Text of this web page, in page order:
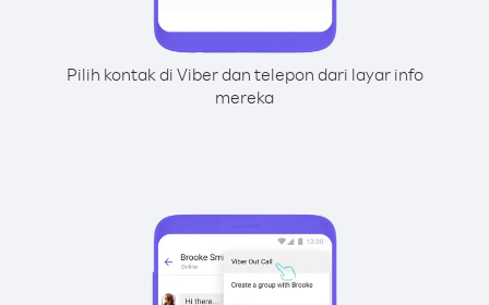
Pilih kontak di Viber dan telepon dari layar info
mereka